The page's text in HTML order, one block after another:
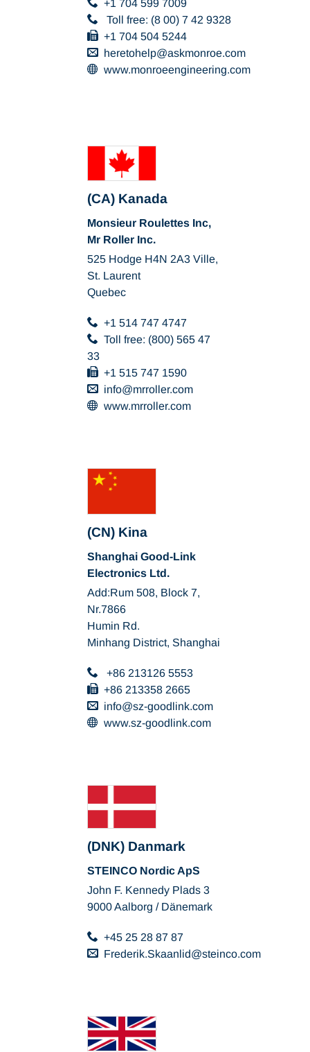
+1 704 599 7009
Toll free: (8 00) 7 42 9328
+1 704 504 5244
heretohelp
askmonroe com
www.monroeengineering.com
(CA) Kanada
Monsieur Roulettes Inc,
Mr Roller Inc.
525 Hodge H4N 2A3 Ville,
St. Laurent
Quebec
+1 514 747 4747
Toll free: (800) 565 47
33
+1 515 747 1590
info
mrroller com
www.mrroller.com
(CN) Kina
Shanghai Good-Link
Electronics Ltd.
Add:Rum 508, Block 7,
Nr.7866
Humin Rd.
Minhang District, Shanghai
+86 213126 5553
+86 213358 2665
info
sz-goodlink com
www.sz-goodlink.com
(DNK) Danmark
STEINCO Nordic ApS
John F. Kennedy Plads 3
9000 Aalborg / Dänemark
+45 25 28 87 87
Frederik.Skaanlid
steinco com